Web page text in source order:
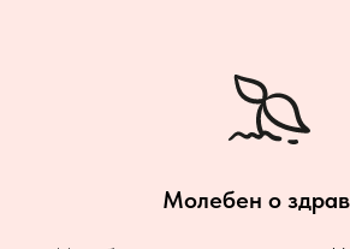
Молебен о